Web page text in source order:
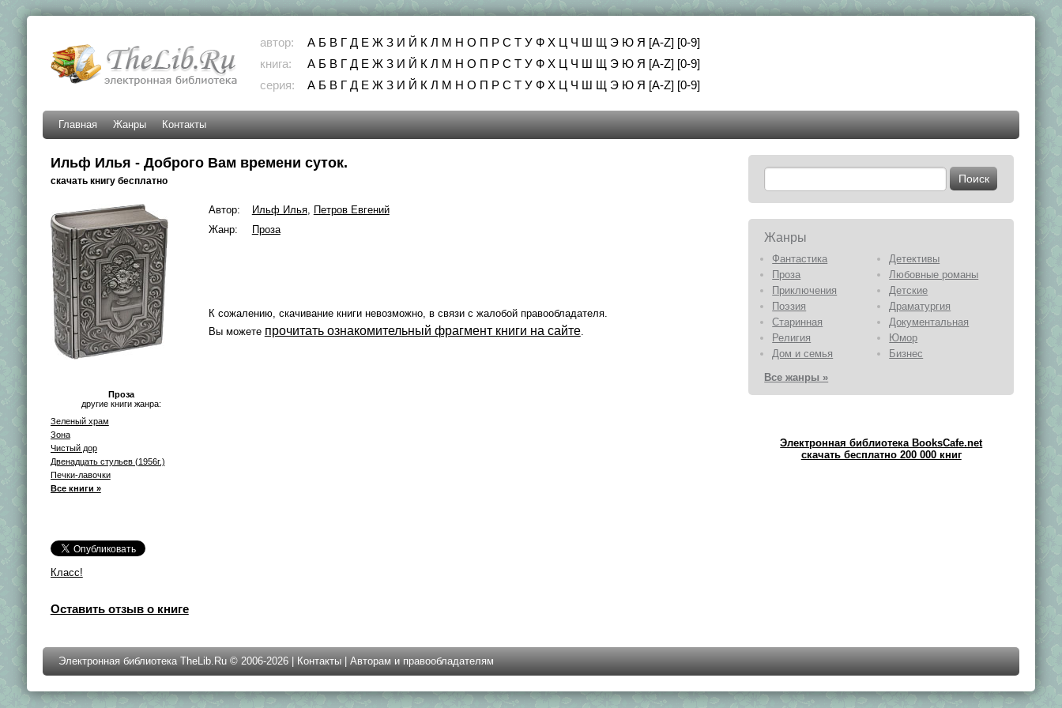
автор: А Б В Г Д Е Ж З И Й К Л М Н О П Р С Т У Ф Х Ц Ч Ш Щ Э Ю Я [A-Z] [0-9]
книга:
А Б В Г Д Е Ж З И Й К Л М Н О П Р С Т У Ф Х Ц Ч Ш Щ Э Ю Я [A-Z] [0-9]
серия:
А Б В Г Д Е Ж З И Й К Л М Н О П Р С Т У Ф Х Ц Ч Ш Щ Э Ю Я [A-Z] [0-9]
Главная Жанры Контакты
Ильф Илья - Доброго Вам времени суток.
скачать книгу бесплатно
Проза
другие книги жанра:
Зеленый храм
Зона
Чистый дор
Двенадцать стульев (1956г.)
Печки-лавочки
Все книги »
Класс!
Автор: Ильф Илья, Петров Евгений
Жанр:
Проза
К сожалению, скачивание книги невозможно, в связи с жалобой правообладателя.
Вы можете прочитать ознакомительный фрагмент книги на сайте.
Оставить отзыв о книге
Жанры
Фантастика
Детективы
Проза
Любовные романы
Приключения
Детские
Поэзия
Драматургия
Старинная
Документальная
Религия
Юмор
Дом и семья
Бизнес
Все жанры »
Электронная библиотека BooksCafe.net
скачать бесплатно 200 000 книг
Электронная библиотека TheLib.Ru © 2006-2026 | Контакты| Авторам и правообладателям